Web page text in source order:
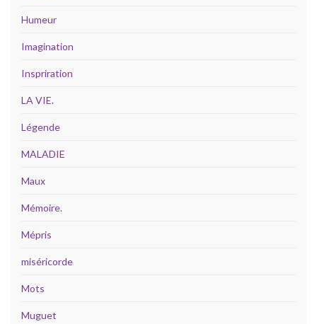
Humeur
Imagination
Inspriration
LA VIE.
Légende
MALADIE
Maux
Mémoire.
Mépris
miséricorde
Mots
Muguet